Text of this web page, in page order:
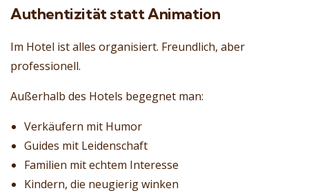
Authentizität statt Animation
Im Hotel ist alles organisiert. Freundlich, aber
professionell.
Außerhalb des Hotels begegnet man:
Verkäufern mit Humor
Guides mit Leidenschaft
Familien mit echtem Interesse
Kindern, die neugierig winken